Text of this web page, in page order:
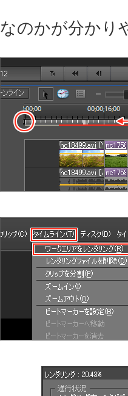
なのかが分かり